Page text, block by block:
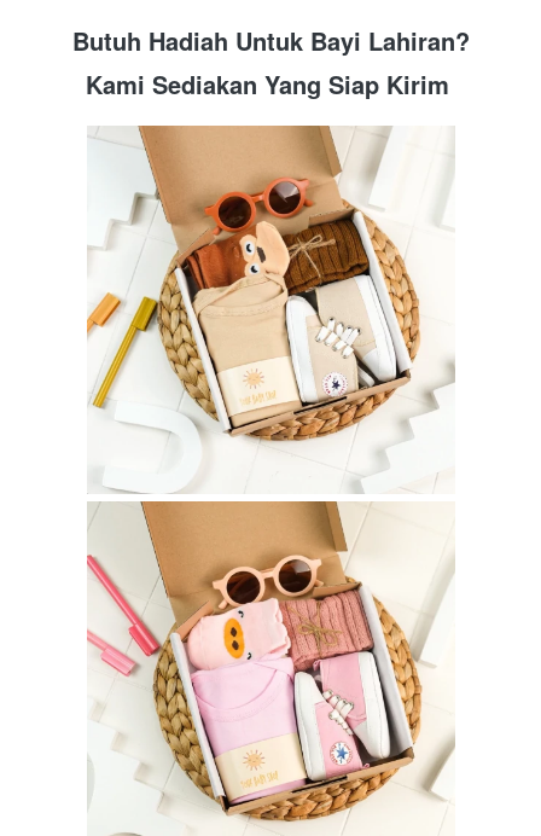
Butuh Hadiah Untuk Bayi Lahiran?
Kami Sediakan Yang Siap Kirim